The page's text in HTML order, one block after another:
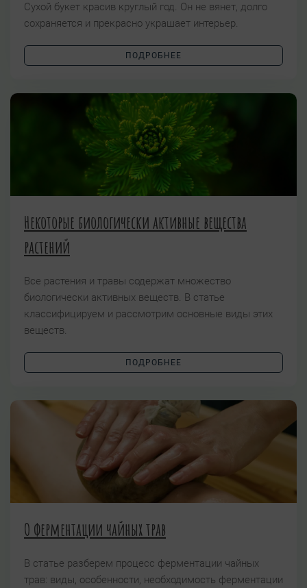
Сухой букет красив круглый год. Он не вянет, долго
сохраняется и прекрасно украшает интерьер.
ПОДРОБНЕЕ
Некоторые биологически активные вещества
растений
Все растения и травы содержат множество
биологически активных веществ. В статье
классифицируем и рассмотрим основные виды этих
веществ.
ПОДРОБНЕЕ
О ферментации чайных трав
В статье разберем процесс ферментации чайных
трав: виды, особенности, необходимость ферментации